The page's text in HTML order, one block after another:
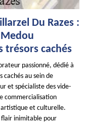
Du Razes :
trésors cachés
passionné, dédié à
cachés au sein de
et spécialiste des vide-
commercialisation
artistique et culturelle.
flair inimitable pour